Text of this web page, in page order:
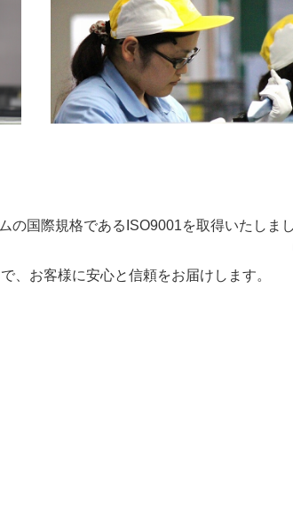
の国際規格であるISO9001を取得いたしまし
」や「品質保証
、お客様に安心と信頼をお届けします。